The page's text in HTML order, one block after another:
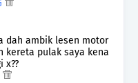
dah ambik lesen motor
kereta pulak saya kena
x??